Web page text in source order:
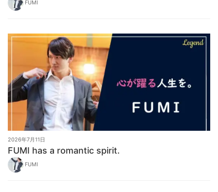
FUMI
2026年7月11日
FUMI has a romantic spirit.
FUMI